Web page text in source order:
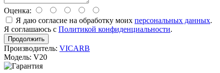
Оценка:
Я даю согласие на обработку моих персональных данных.
Я соглашаюсь с Политикой конфиденциальности.
Продолжить
Производитель: VICARB
Модель: V20